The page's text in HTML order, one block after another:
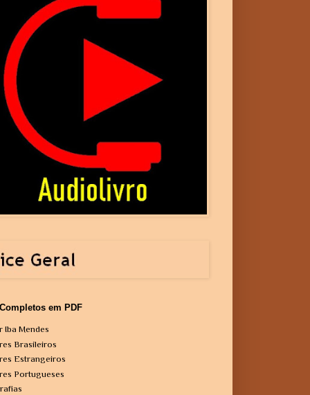
em PDF
Iba Mendes
Brasileiros
Estrangeiros
Portugueses